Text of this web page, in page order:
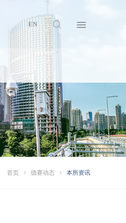
EN
首页 德赛动态 本所资讯